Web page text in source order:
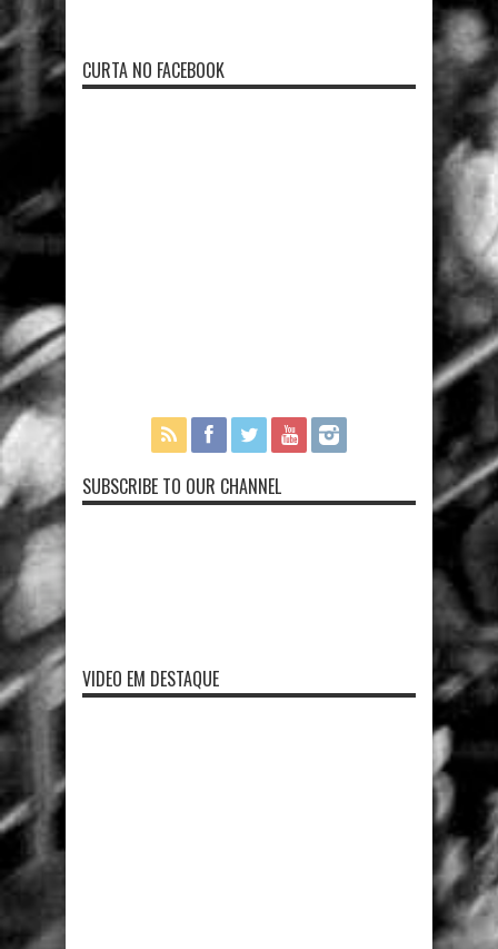
CURTA NO FACEBOOK
SUBSCRIBE TO OUR CHANNEL
VIDEO EM DESTAQUE